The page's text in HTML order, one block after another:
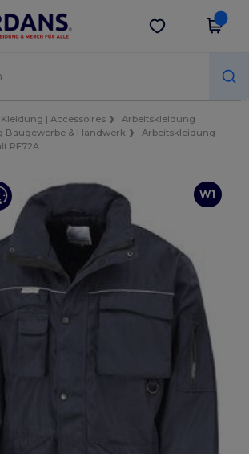
App
in der App!
App holen
| Accessoires
Arbeitskleidung
Baugewerbe & Handwerk
Arbeitskleidung
RE72A
W1